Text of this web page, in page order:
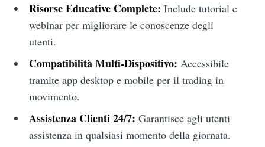
Risorse Educative Complete: Include tutorial e
webinar per migliorare le conoscenze degli
utenti.
Compatibilità Multi-Dispositivo: Accessibile
tramite app desktop e mobile per il trading in
movimento.
Assistenza Clienti 24/7: Garantisce agli utenti
assistenza in qualsiasi momento della giornata.